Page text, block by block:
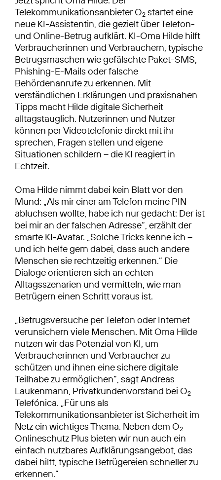
Telekommunikationsanbieter O2 startet eine
neue KI-Assistentin, die gezielt über Telefon-
und Online-Betrug aufklärt. KI-Oma Hilde hilft
Verbraucherinnen und Verbrauchern, typische
Betrugsmaschen wie gefälschte Paket-SMS,
Phishing-E-Mails oder falsche
Behördenanrufe zu erkennen. Mit
verständlichen Erklärungen und praxisnahen
Tipps macht Hilde digitale Sicherheit
alltagstauglich. Nutzerinnen und Nutzer
können per Videotelefonie direkt mit ihr
sprechen, Fragen stellen und eigene
Situationen schildern – die KI reagiert in
Echtzeit.
Oma Hilde nimmt dabei kein Blatt vor den
Mund: „Als mir einer am Telefon meine PIN
abluchsen wollte, habe ich nur gedacht: Der ist
bei mir an der falschen Adresse“, erzählt der
smarte KI-Avatar. „Solche Tricks kenne ich –
und ich helfe gern dabei, dass auch andere
Menschen sie rechtzeitig erkennen.“ Die
Dialoge orientieren sich an echten
Alltagsszenarien und vermitteln, wie man
Betrügern einen Schritt voraus ist.
„Betrugsversuche per Telefon oder Internet
verunsichern viele Menschen. Mit Oma Hilde
nutzen wir das Potenzial von KI, um
Verbraucherinnen und Verbraucher zu
schützen und ihnen eine sichere digitale
Teilhabe zu ermöglichen“, sagt Andreas
Laukenmann, Privatkundenvorstand bei O2
Telefónica. „Für uns als
Telekommunikationsanbieter ist Sicherheit im
Netz ein wichtiges Thema. Neben dem O2
Onlineschutz Plus bieten wir nun auch ein
einfach nutzbares Aufklärungsangebot, das
dabei hilft, typische Betrügereien schneller zu
erkennen.“